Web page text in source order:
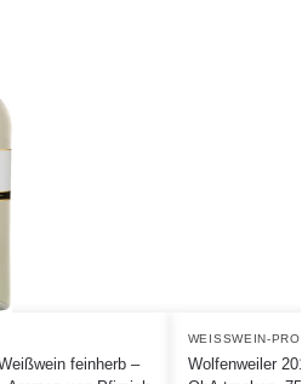
feinherb –
WEISSWEIN-
Wolfenweiler